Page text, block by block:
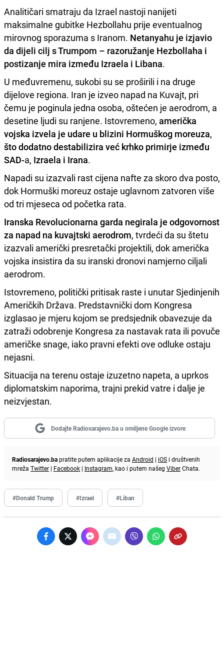
Analitičari smatraju da Izrael nastoji nanijeti
maksimalne gubitke Hezbollahu prije eventualnog
mirovnog sporazuma s Iranom. Netanyahu je izjavio
da dijeli cilj s Trumpom – razoružanje Hezbollaha i
postizanje mira između Izraela i Libana.
U međuvremenu, sukobi su se proširili i na druge
dijelove regiona. Iran je izveo napad na Kuvajt, pri
čemu je poginula jedna osoba, oštećen je aerodrom, a
desetine ljudi su ranjene. Istovremeno, američka
vojska izvela je udare u blizini Hormuškog moreuza,
što dodatno destabilizira već krhko primirje između
SAD-a, Izraela i Irana.
Napadi su izazvali rast cijena nafte za skoro dva posto,
dok Hormuški moreuz ostaje uglavnom zatvoren više
od tri mjeseca od početka rata.
Iranska Revolucionarna garda negirala je odgovornost
za napad na kuvajtski aerodrom, tvrdeći da su štetu
izazvali američki presretački projektili, dok američka
vojska insistira da su iranski dronovi namjerno ciljali
aerodrom.
Istovremeno, politički pritisak raste i unutar Sjedinjenih
Američkih Država. Predstavnički dom Kongresa
izglasao je mjeru kojom se predsjednik obavezuje da
zatraži odobrenje Kongresa za nastavak rata ili povuče
američke snage, iako pravni efekti ove odluke ostaju
nejasni.
Situacija na terenu ostaje izuzetno napeta, a uprkos
diplomatskim naporima, trajni prekid vatre i dalje je
neizvjestan.
Dodajte Radiosarajevo.ba u omiljene Google izvore
Radiosarajevo.bapratite putem aplikacije za Android | iOS i društvenih
mreža Twitter | Facebook | Instagram, kao i putem našeg ViberChata.
#Donald Trump #Izrael #Liban